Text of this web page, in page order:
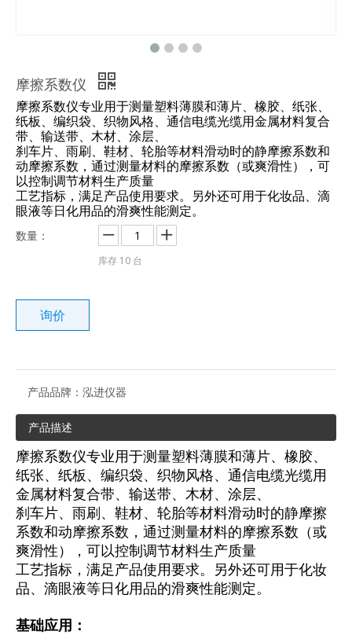
摩擦系数仪
摩擦系数仪专业用于测量塑料薄膜和薄片、橡胶、纸张、
纸板、编织袋、织物风格、通信电缆光缆用金属材料复合
带、输送带、木材、涂层、
刹车片、雨刷、鞋材、轮胎等材料滑动时的静摩擦系数和
动摩擦系数，通过测量材料的摩擦系数（或爽滑性），可
以控制调节材料生产质量
工艺指标，满足产品使用要求。另外还可用于化妆品、滴
眼液等日化用品的滑爽性能测定。
数量：
库存 10 台
询价
产品品牌： 泓进仪器
产品描述
摩擦系数仪专业用于测量塑料薄膜和薄片、橡胶、
纸张、纸板、编织袋、织物风格、通信电缆光缆用
金属材料复合带、输送带、木材、涂层、
刹车片、雨刷、鞋材、轮胎等材料滑动时的静摩擦
系数和动摩擦系数，通过测量材料的摩擦系数（或
爽滑性），可以控制调节材料生产质量
工艺指标，满足产品使用要求。另外还可用于化妆
品、滴眼液等日化用品的滑爽性能测定。
基础应用：